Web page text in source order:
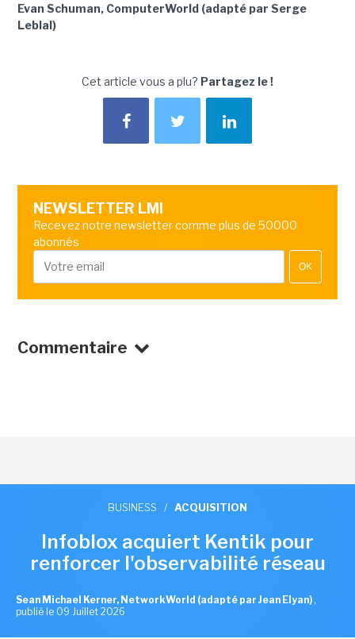
Evan Schuman, ComputerWorld (adapté par Serge
Leblal)
Cet article vous a plu? Partagez le !
NEWSLETTER LMI
Recevez notre newsletter comme plus de 50000
abonnés
OK
Commentaire
BUSINESS / ACQUISITION
Infoblox acquiert Kentik pour
renforcer l'observabilité réseau
Sean Michael Kerner, NetworkWorld (adapté par Jean Elyan) ,
publié le 09 Juillet 2026